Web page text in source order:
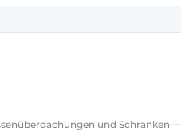
und Schranken